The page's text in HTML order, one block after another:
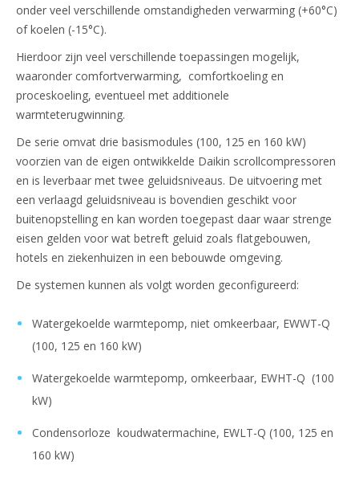
onder veel verschillende omstandigheden verwarming (+60°C)
of koelen (-15°C).
Hierdoor zijn veel verschillende toepassingen mogelijk,
waaronder comfortverwarming, comfortkoeling en
proceskoeling, eventueel met additionele
warmteterugwinning.
De serie omvat drie basismodules (100, 125 en 160 kW)
voorzien van de eigen ontwikkelde Daikin scrollcompressoren
en is leverbaar met twee geluidsniveaus. De uitvoering met
een verlaagd geluidsniveau is bovendien geschikt voor
buitenopstelling en kan worden toegepast daar waar strenge
eisen gelden voor wat betreft geluid zoals flatgebouwen,
hotels en ziekenhuizen in een bebouwde omgeving.
De systemen kunnen als volgt worden geconfigureerd:
Watergekoelde warmtepomp, niet omkeerbaar, EWWT-Q
(100, 125 en 160 kW)
Watergekoelde warmtepomp, omkeerbaar, EWHT-Q (100
kW)
Condensorloze koudwatermachine, EWLT-Q (100, 125 en
160 kW)